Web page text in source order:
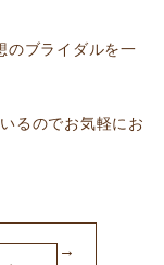
のブライダルを一
るのでお気軽にお